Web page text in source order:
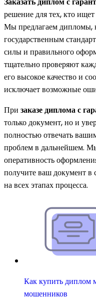
решение для тех, кто
Мы предлагаем дипломы,
государственным
силы и правильного
тщательно проверяют
его высокое качество и
исключает возможные
При заказе диплома с
только документ, но и
полностью отвечать
проблем в дальнейшем.
оперативность
получите ваш документ в
на всех этапах процесса.
Как купить диплом
мошенников